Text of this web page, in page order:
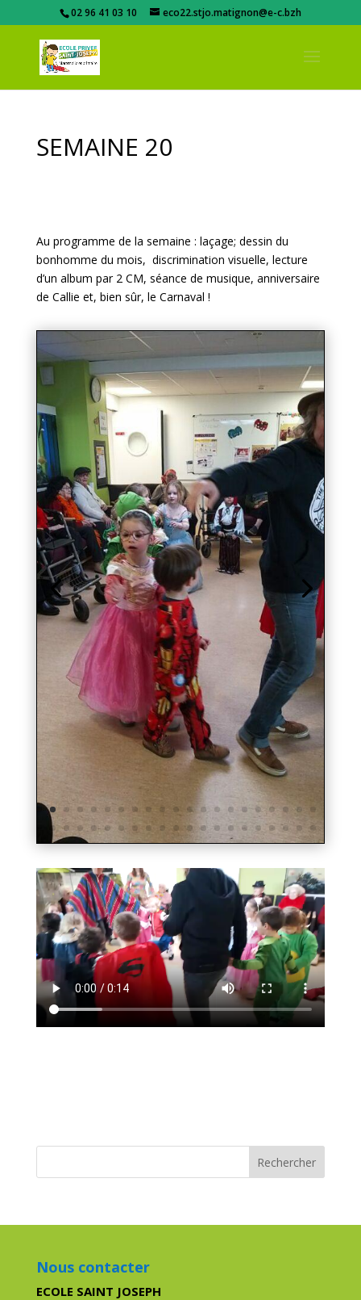
02 96 41 03 10 eco22.stjo.matignon@e-c.bzh
SEMAINE 20
Au programme de la semaine : laçage; dessin du
bonhomme du mois, discrimination visuelle, lecture
d’un album par 2 CM, séance de musique, anniversaire
de Callie et, bien sûr, le Carnaval !
Nous contacter
ECOLE SAINT JOSEPH